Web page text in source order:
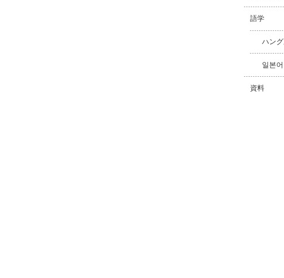
語学
ハン
일본
資料